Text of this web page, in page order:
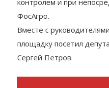
химики. Работы
контролем и при
Вместе с
площадку посетил
Сергей Петров.